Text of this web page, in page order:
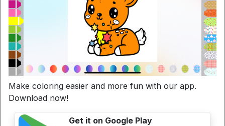
Disegni da colorare Scuola
Make coloring easier and more fun with our app.
Download now!
Get it on Google Play